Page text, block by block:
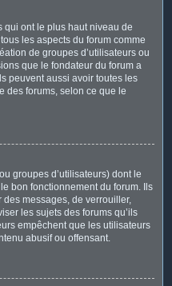
qui ont le plus haut niveau de
les aspects du forum comme
de groupes d’utilisateurs ou
que le fondateur du forum a
peuvent aussi avoir toutes les
des forums, selon ce que le
groupes d’utilisateurs) dont le
bon fonctionnement du forum. Ils
messages, de verrouiller,
les sujets des forums qu’ils
empêchent que les utilisateurs
abusif ou offensant.